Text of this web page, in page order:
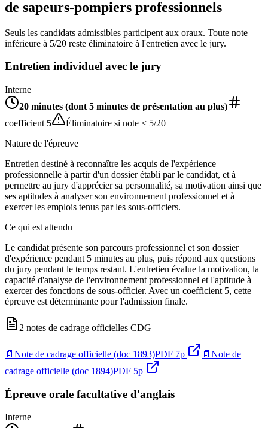
de sapeurs-pompiers professionnels
Seuls les candidats admissibles participent aux oraux. Toute note
inférieure à 5/20 reste éliminatoire à l'entretien avec le jury.
Entretien individuel avec le jury
Interne
20 minutes (dont 5 minutes de présentation au plus)
coefficient 5
Éliminatoire si note < 5/20
Nature de l'épreuve
Entretien destiné à reconnaître les acquis de l'expérience
professionnelle à partir d'un dossier établi par le candidat, et à
permettre au jury d'apprécier sa personnalité, sa motivation ainsi que
ses aptitudes à analyser son environnement professionnel et à
exercer les emplois tenus par les sous-officiers.
Ce qui est attendu
Le candidat présente son parcours professionnel et son dossier
d'expérience pendant 5 minutes au plus, puis répond aux questions
du jury pendant le temps restant. L'entretien évalue la motivation, la
capacité d'analyse de l'environnement professionnel et l'aptitude à
exercer des fonctions de sous-officier. Avec un coefficient 5, cette
épreuve est déterminante pour l'admission finale.
2 notes de cadrage officielles CDG
📄 Note de cadrage officielle (doc 1893)PDF 7p 📄 Note de
cadrage officielle (doc 1894)PDF 5p
Épreuve orale facultative d'anglais
Interne